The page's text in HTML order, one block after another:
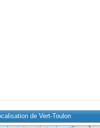
de Vert-Toulon